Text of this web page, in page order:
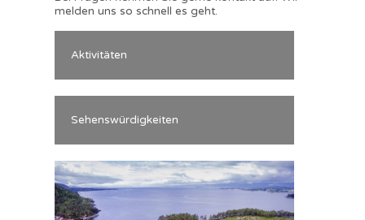
melden uns so schnell es geht.
Aktivitäten
Sehenswürdigkeiten